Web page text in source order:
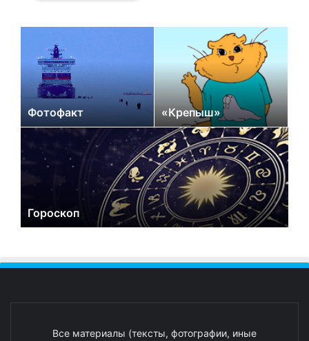
Фотофакт «Крепыш»
Гороскоп
Все материалы (тексты, фотографии, иные